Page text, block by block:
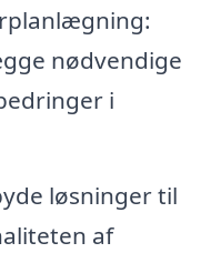
nødvendige
i
løsninger til
af